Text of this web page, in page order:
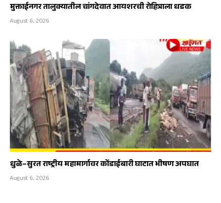
मुक्ताईनगर तालुक्यातील चांगदेवात आयशरची रोहित्राला धडक
August 6, 2026
धुळे–सुरत राष्ट्रीय महामार्गावर कोंडाईबारी घाटात भीषण अपघात
August 6, 2026